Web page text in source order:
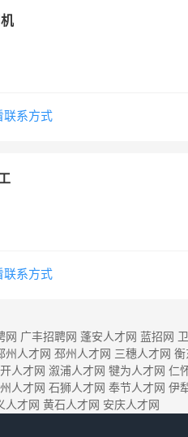
联系方式
联系方式
网 广丰招聘网 蓬安人才网 蓝招网
州人才网 邳州人才网 三穗人才网 衡
人才网 溆浦人才网 犍为人才网 仁
人才网 石狮人才网 奉节人才网 伊
人才网 黄石人才网 安庆人才网